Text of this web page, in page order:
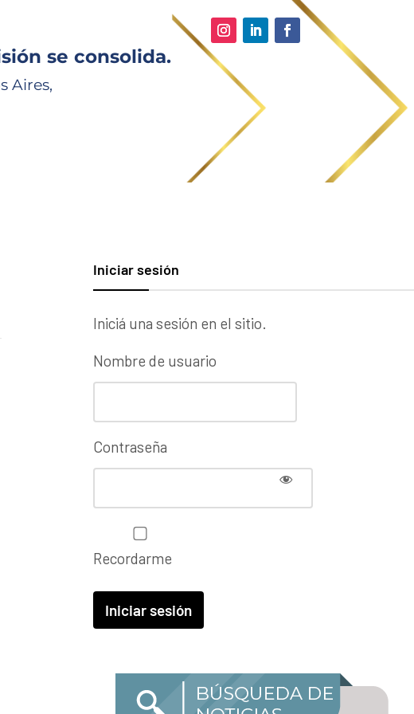
se consolida.
Aires,
Iniciar sesión
Iniciá una sesión en el sitio.
Nombre de usuario
Contraseña
Recordarme